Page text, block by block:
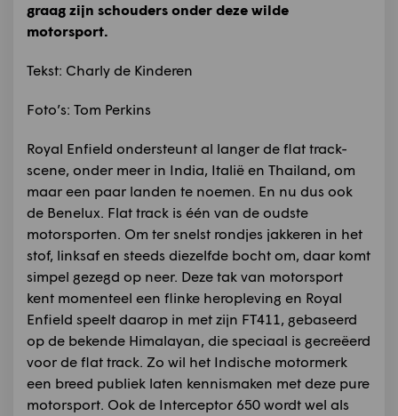
graag zijn schouders onder deze wilde
motorsport.
Tekst: Charly de Kinderen
Foto’s: Tom Perkins
Royal Enfield ondersteunt al langer de flat track-
scene, onder meer in India, Italië en Thailand, om
maar een paar landen te noemen. En nu dus ook
de Benelux. Flat track is één van de oudste
motorsporten. Om ter snelst rondjes jakkeren in het
stof, linksaf en steeds diezelfde bocht om, daar komt
simpel gezegd op neer. Deze tak van motorsport
kent momenteel een flinke heropleving en Royal
Enfield speelt daarop in met zijn FT411, gebaseerd
op de bekende Himalayan, die speciaal is gecreëerd
voor de flat track. Zo wil het Indische motormerk
een breed publiek laten kennismaken met deze pure
motorsport. Ook de Interceptor 650 wordt wel als